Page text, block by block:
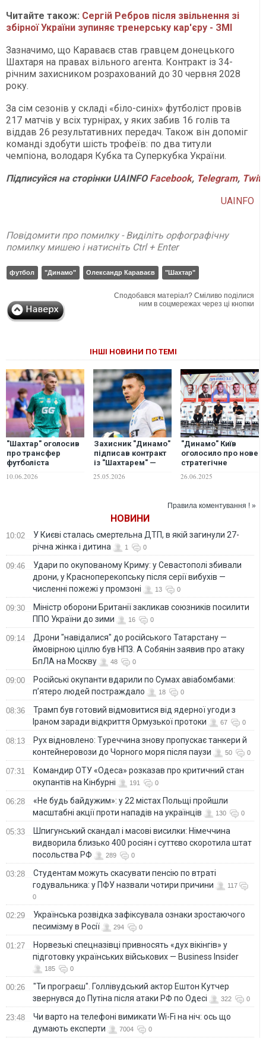
Читайте також: Сергій Ребров після звільнення зі
збірної України зупиняє тренерську кар'єру - ЗМІ
Зазначимо, що Караваєв став гравцем донецького
Шахтаря на правах вільного агента. Контракт із 34-
річним захисником розрахований до 30 червня 2028
року.
За сім сезонів у складі «біло-синіх» футболіст провів
217 матчів у всіх турнірах, у яких забив 16 голів та
віддав 26 результативних передач. Також він допоміг
команді здобути шість трофеїв: по два титули
чемпіона, володаря Кубка та Суперкубка України.
ПідписуйсянасторінкиUAINFO Facebook, Telegram,
UAINFO
Повідомити про помилку - Виділіть орфографічну
помилку мишею і натисніть Ctrl + Enter
футбол "Динамо" Олександр Караваєв "Шахтар"
Сподобався матеріал? Сміливо поділися
ним в соцмережах через ці кнопки
ІНШІ НОВИНИ ПО ТЕМІ
"Шахтар" оголосив
про трансфер
футболіста
10.06.2026
Захисник "Динамо"
підписав контракт
із "Шахтарем" —
25.05.2026
"Динамо" Київ
оголосило про нове
стратегічне
GGBET і підбило
сезону
26.06.2025
Правила коментування ! »
НОВИНИ
10:02
У Києві сталась смертельна ДТП, в якій загинули 27-
річна жінка і дитина
1 0
09:46
Удари по окупованому Криму: у Севастополі збивали
дрони, у Красноперекопську після серії вибухів —
численні пожежі у промзоні
13 0
09:30
Міністр оборони Британії закликав союзників посилити
ППО України до зими
16 0
09:14
Дрони "навідалися" до російського Татарстану —
ймовірною ціллю був НПЗ. А Собянін заявив про атаку
БпЛА на Москву
48 0
09:00
Російські окупанти вдарили по Сумах авіабомбами:
п’ятеро людей постраждало
18 0
08:36
Трамп був готовий відмовитися від ядерної угоди з
Іраном заради відкриття Ормузької протоки
67 0
08:13
Рух відновлено: Туреччина знову пропускає танкери й
контейнеровози до Чорного моря після паузи
50 0
07:31
Командир ОТУ «Одеса» розказав про критичний стан
окупантів на Кінбурні
191 0
06:28
«Не будь байдужим»: у 22 містах Польщі пройшли
масштабні акції проти нападів на українців
130 0
05:33
Шпигунський скандал і масові висилки: Німеччина
видворила близько 400 росіян і суттєво скоротила штат
посольства РФ
289 0
03:28
Студентам можуть скасувати пенсію по втраті
годувальника: у ПФУ назвали чотири причини
117
0
02:29
Українська розвідка зафіксувала ознаки зростаючого
песимізму в Росії
294 0
01:27
Норвезькі спецназівці привносять «дух вікінгів» у
підготовку українських військових — Business Insider
185 0
00:26
"Ти програєш". Голлівудський актор Ештон Кутчер
звернувся до Путіна після атаки РФ по Одесі
322 0
23:48
Чи варто на телефонi вимикати Wi-Fi на ніч: ось що
думають експерти
7004 0